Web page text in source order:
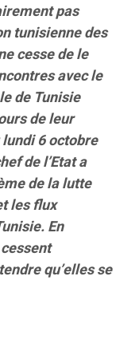
pas
tunisienne des
cesse de le
avec le
de Tunisie
de leur
6 octobre
de l’Etat a
de la lutte
les flux
En
qu’elles se